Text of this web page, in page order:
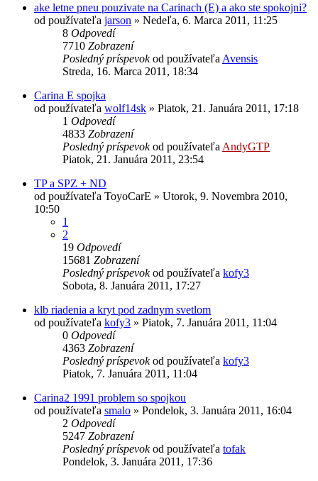
ake letne pneu pouzivate na Carinach (E) a ako ste spokojni?
od používateľa jarson » Nedeľa, 6. Marca 2011, 11:25
8 Odpovedí
7710 Zobrazení
Posledný príspevokod používateľa Avensis
Streda, 16. Marca 2011, 18:34
Carina E spojka
od používateľa wolf14sk » Piatok, 21. Januára 2011, 17:18
1 Odpovedí
4833 Zobrazení
Posledný príspevokod používateľa AndyGTP
Piatok, 21. Januára 2011, 23:54
TP a SPZ + ND
od používateľa ToyoCarE » Utorok, 9. Novembra 2010,
10:50
1
2
19 Odpovedí
15681 Zobrazení
Posledný príspevokod používateľa kofy3
Sobota, 8. Januára 2011, 17:27
klb riadenia a kryt pod zadnym svetlom
od používateľa kofy3 » Piatok, 7. Januára 2011, 11:04
0 Odpovedí
4363 Zobrazení
Posledný príspevokod používateľa kofy3
Piatok, 7. Januára 2011, 11:04
Carina2 1991 problem so spojkou
od používateľa smalo » Pondelok, 3. Januára 2011, 16:04
2 Odpovedí
5247 Zobrazení
Posledný príspevokod používateľa tofak
Pondelok, 3. Januára 2011, 17:36